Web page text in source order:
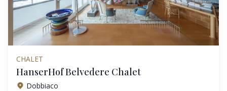
CHALET
HanserHof Belvedere Chalet
Dobbiaco